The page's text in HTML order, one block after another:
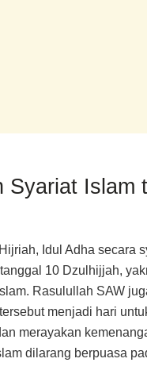
Syariat Islam
Idul Adha secara
10 Dzulhijjah,
Rasulullah SAW
menjadi hari
merayakan
dilarang berpuasa